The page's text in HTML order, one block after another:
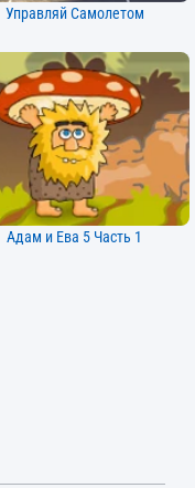
Управляй Самолетом
Адам и Ева 5 Часть 1